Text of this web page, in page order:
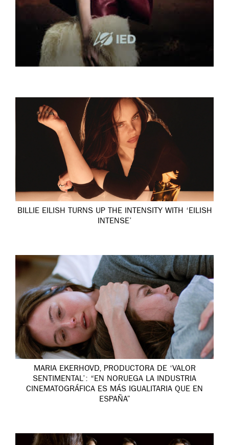
BILLIE EILISH TURNS UP THE INTENSITY WITH ‘EILISH
INTENSE’
MARIA EKERHOVD, PRODUCTORA DE ‘VALOR
SENTIMENTAL’: “EN NORUEGA LA INDUSTRIA
CINEMATOGRÁFICA ES MÁS IGUALITARIA QUE EN
ESPAÑA”